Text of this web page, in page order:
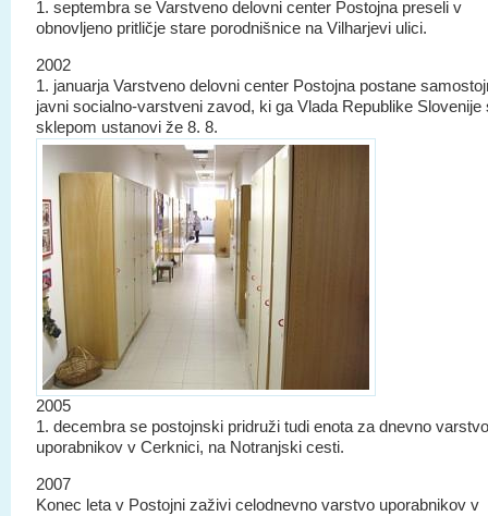
1. septembra se Varstveno delovni center Postojna preseli v
obnovljeno pritličje stare porodnišnice na Vilharjevi ulici.
2002
1. januarja Varstveno delovni center Postojna postane
javni socialno-varstveni zavod, ki ga Vlada Republike Slovenije
sklepom ustanovi že 8. 8.
2005
1. decembra se postojnski pridruži tudi enota za dnevno varstvo
uporabnikov v Cerknici, na Notranjski cesti.
2007
Konec leta v Postojni zaživi celodnevno varstvo uporabnikov v